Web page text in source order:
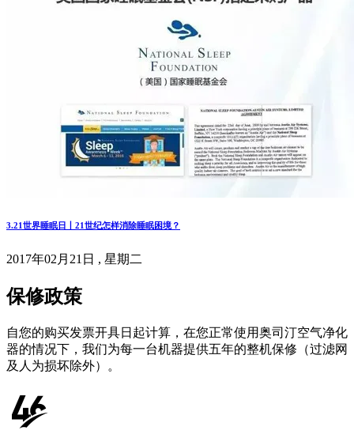
3.21世界睡眠日丨21世纪怎样消除睡眠困境？
2017年02月21日 , 星期二
保修政策
自您的购买发票开具日起计算，在您正常使用奥司汀空气净化
器的情况下，我们为每一台机器提供五年的整机保修（过滤网
及人为损坏除外）。